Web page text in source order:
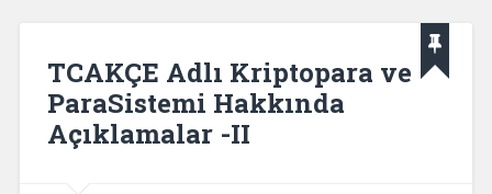
TCAKÇE Adlı Kriptopara ve
ParaSistemi Hakkında
Açıklamalar -II